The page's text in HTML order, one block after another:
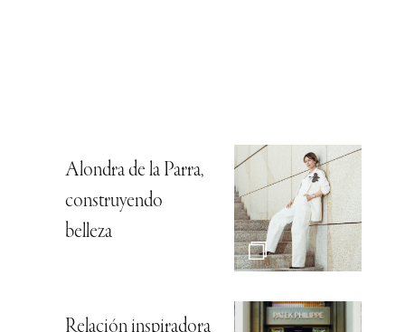
Alondra de la Parra,
construyendo
belleza
Relación inspiradora